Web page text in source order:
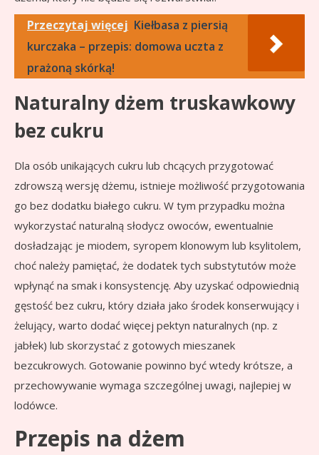
Przeczytaj więcej Kiełbasa z piersią
kurczaka – przepis: domowa uczta z
prażoną skórką!
Naturalny dżem truskawkowy
bez cukru
Dla osób unikających cukru lub chcących przygotować
zdrowszą wersję dżemu, istnieje możliwość przygotowania
go bez dodatku białego cukru. W tym przypadku można
wykorzystać naturalną słodycz owoców, ewentualnie
dosładzając je miodem, syropem klonowym lub ksylitolem,
choć należy pamiętać, że dodatek tych substytutów może
wpłynąć na smak i konsystencję. Aby uzyskać odpowiednią
gęstość bez cukru, który działa jako środek konserwujący i
żelujący, warto dodać więcej pektyn naturalnych (np. z
jabłek) lub skorzystać z gotowych mieszanek
bezcukrowych. Gotowanie powinno być wtedy krótsze, a
przechowywanie wymaga szczególnej uwagi, najlepiej w
lodówce.
Przepis na dżem